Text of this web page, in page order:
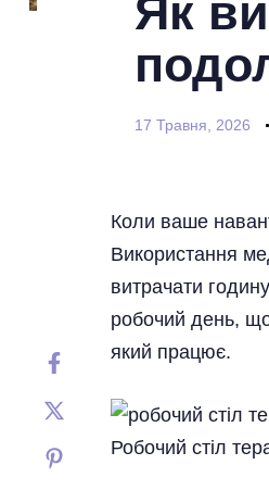
Як
17 Травня, 2026
Коли ваше
Використання
витрачати
робочий день,
який працює.
Робочий стіл